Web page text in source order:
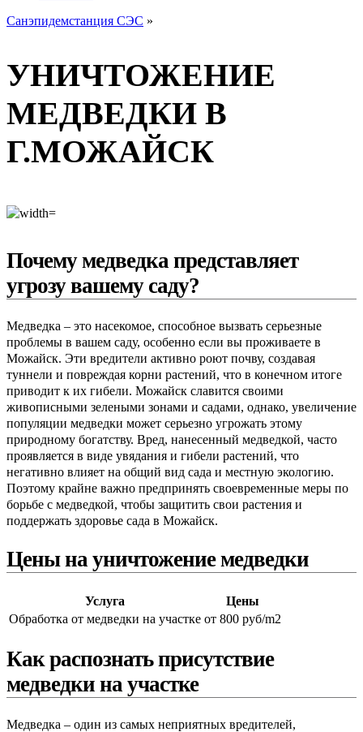
Санэпидемстанция СЭС »
УНИЧТОЖЕНИЕ
МЕДВЕДКИ В
Г.МОЖАЙСК
Почему медведка представляет
угрозу вашему саду?
Медведка – это насекомое, способное вызвать серьезные
проблемы в вашем саду, особенно если вы проживаете в
Можайск. Эти вредители активно роют почву, создавая
туннели и повреждая корни растений, что в конечном итоге
приводит к их гибели. Можайск славится своими
живописными зелеными зонами и садами, однако, увеличение
популяции медведки может серьезно угрожать этому
природному богатству. Вред, нанесенный медведкой, часто
проявляется в виде увядания и гибели растений, что
негативно влияет на общий вид сада и местную экологию.
Поэтому крайне важно предпринять своевременные меры по
борьбе с медведкой, чтобы защитить свои растения и
поддержать здоровье сада в Можайск.
Цены на уничтожение медведки
Услуга
Цены
Обработка от медведки на участке от 800 руб/m2
Как распознать присутствие
медведки на участке
Медведка – один из самых неприятных вредителей,